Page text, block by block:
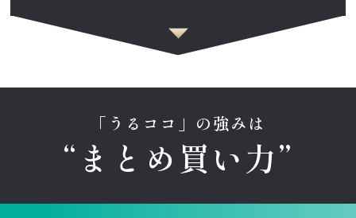
「うるココ」の強みは
“まとめ買い力”